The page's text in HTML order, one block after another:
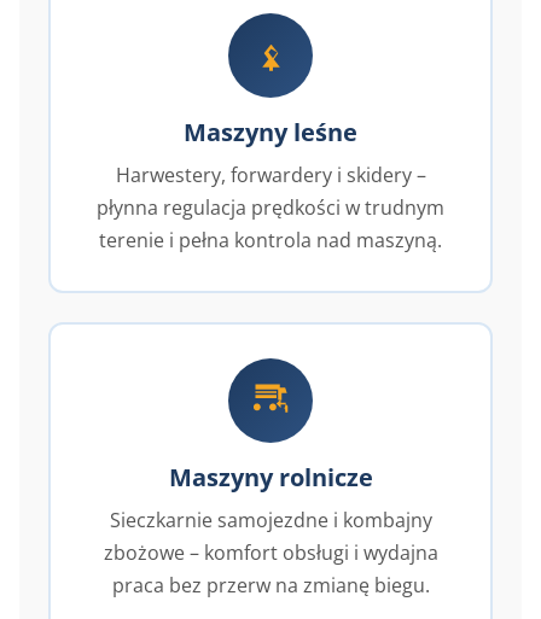
Maszyny leśne
Harwestery, forwardery i skidery –
płynna regulacja prędkości w trudnym
terenie i pełna kontrola nad maszyną.
Maszyny rolnicze
Sieczkarnie samojezdne i kombajny
zbożowe – komfort obsługi i wydajna
praca bez przerw na zmianę biegu.